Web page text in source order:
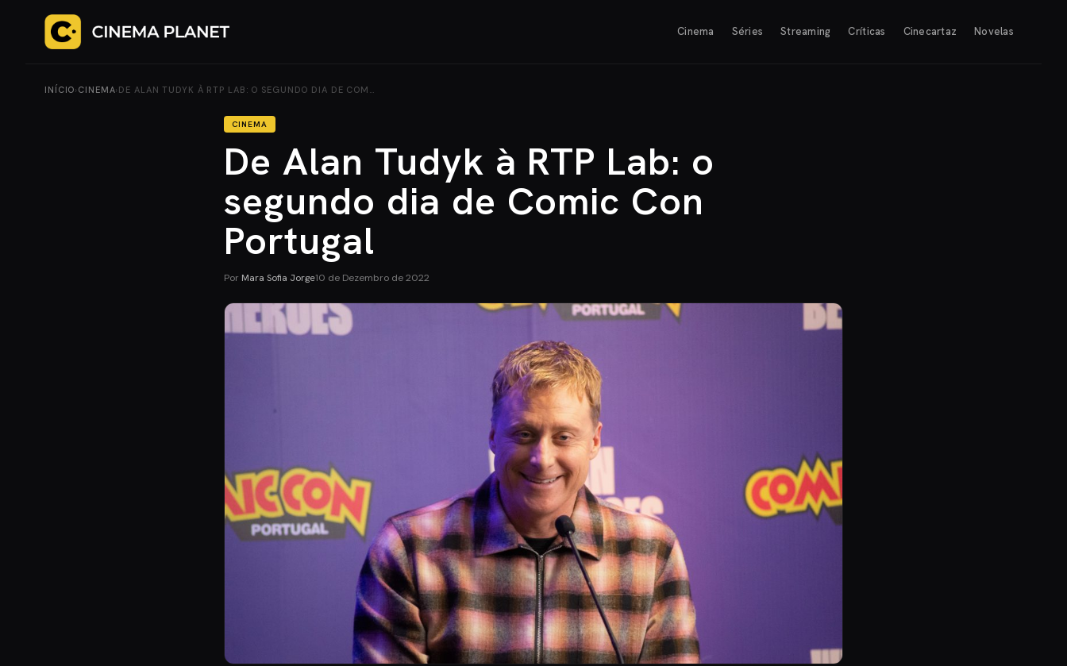
Cinema Séries Streaming Críticas Cinecartaz Novelas
INÍCIO› CINEMA› DE ALAN TUDYK À RTP LAB: O SEGUNDO DIA DE COM…
CINEMA
De Alan Tudyk à RTP Lab: o
segundo dia de Comic Con
Portugal
Por Mara Sofia Jorge10 de Dezembro de 2022